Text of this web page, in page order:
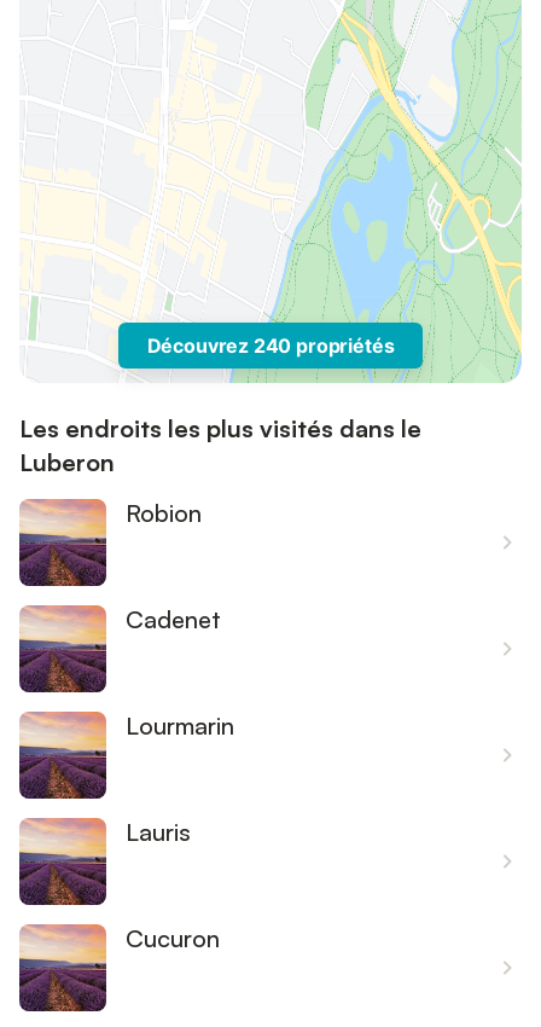
Découvrez 240 propriétés
Les endroits les plus visités dans le
Luberon
Robion
Cadenet
Lourmarin
Lauris
Cucuron